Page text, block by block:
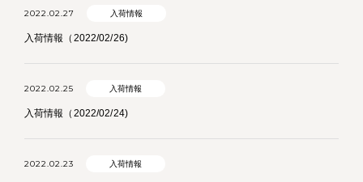
2022.02.27 入荷情報
入荷情報（2022/02/26)
2022.02.25 入荷情報
入荷情報（2022/02/24)
2022.02.23 入荷情報